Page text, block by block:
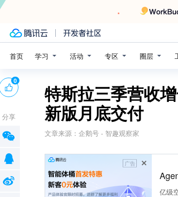
首页 学习 活动 专区 圈层
特斯拉三季营收
新版月底交付
文章来源： 企鹅号 - 智趣观察家
广告
亿级
0
分享